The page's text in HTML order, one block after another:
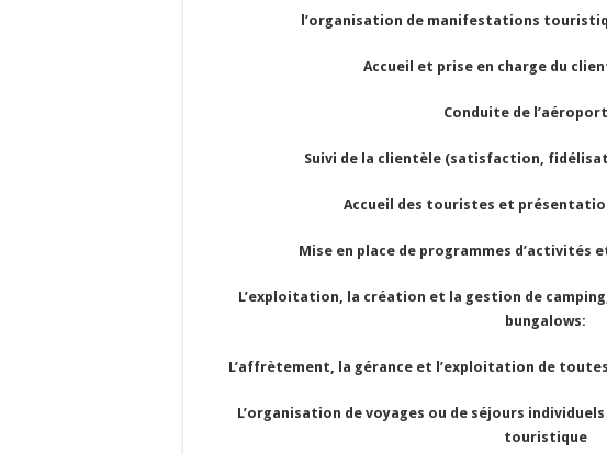
l’organisation de manifestations
Accueil et prise en charge du
Conduite de l’aéroport
Suivi de la clientèle (satisfaction,
Accueil des touristes et
Mise en place de programmes d’activités
L’exploitation, la création et la gestion de camping,
bungalows:
L’affrètement, la gérance et l’exploitation de
L’organisation de voyages ou de séjours
touristique